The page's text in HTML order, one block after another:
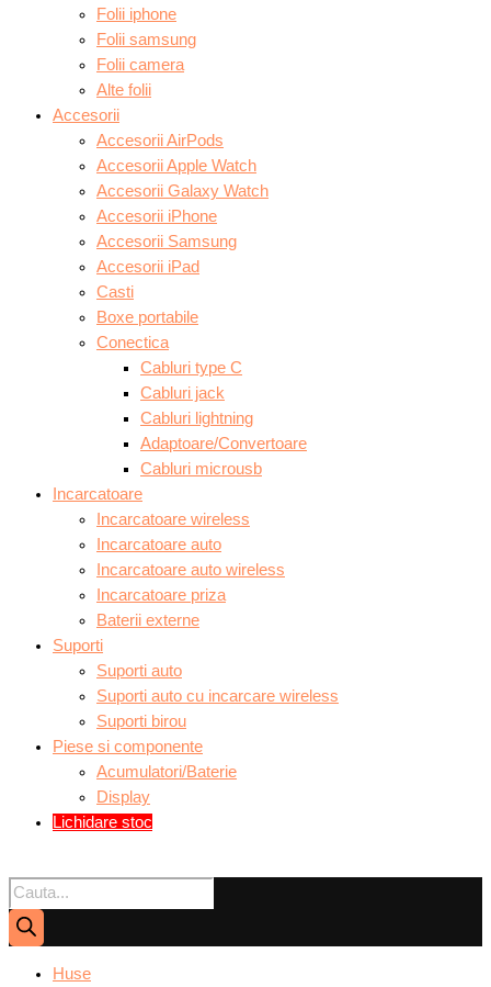
Folii iphone
Folii samsung
Folii camera
Alte folii
Accesorii
Accesorii AirPods
Accesorii Apple Watch
Accesorii Galaxy Watch
Accesorii iPhone
Accesorii Samsung
Accesorii iPad
Casti
Boxe portabile
Conectica
Cabluri type C
Cabluri jack
Cabluri lightning
Adaptoare/Convertoare
Cabluri microusb
Incarcatoare
Incarcatoare wireless
Incarcatoare auto
Incarcatoare auto wireless
Incarcatoare priza
Baterii externe
Suporti
Suporti auto
Suporti auto cu incarcare wireless
Suporti birou
Piese si componente
Acumulatori/Baterie
Display
Lichidare stoc
Huse